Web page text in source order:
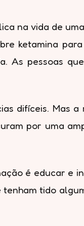
na vida de
ketamina
As pessoas
difíceis. Mas a
por uma
é educar e
tido